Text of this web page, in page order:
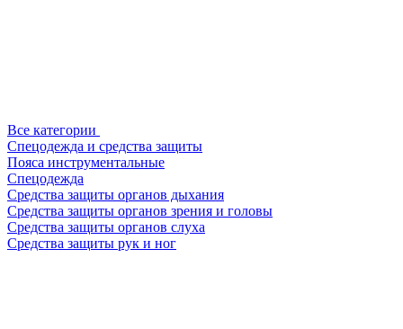
Все категории
Спецодежда и средства защиты
Пояса инструментальные
Спецодежда
Средства защиты органов дыхания
Средства защиты органов зрения и головы
Средства защиты органов слуха
Средства защиты рук и ног